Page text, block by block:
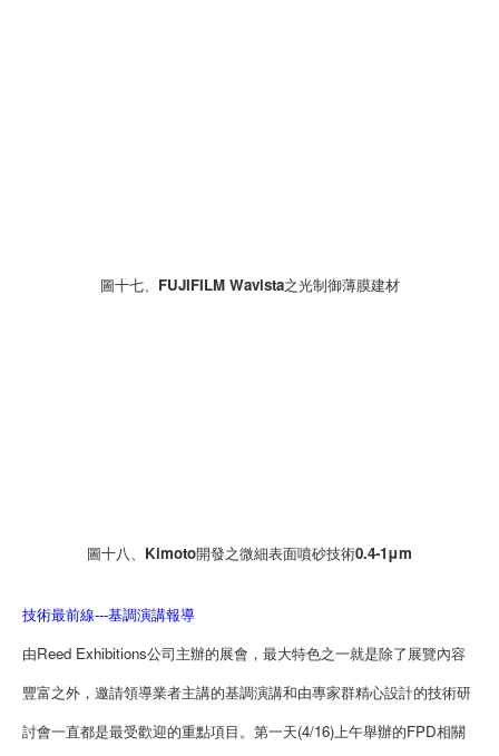
圖十七、FUJIFILM Wavista之光制御薄膜建材
圖十八、Kimoto開發之微細表面噴砂技術0.4-1μm
技術最前線---基調演講報導
由Reed Exhibitions公司主辦的展會，最大特色之一就是除了展覽內容
豐富之外，邀請領導業者主講的基調演講和由專家群精心設計的技術研
討會一直都是最受歡迎的重點項目。第一天(4/16)上午舉辦的FPD相關